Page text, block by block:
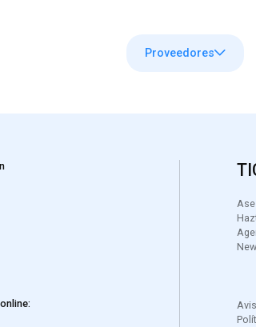
Proveedores